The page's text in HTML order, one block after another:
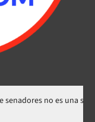
no es una sanción